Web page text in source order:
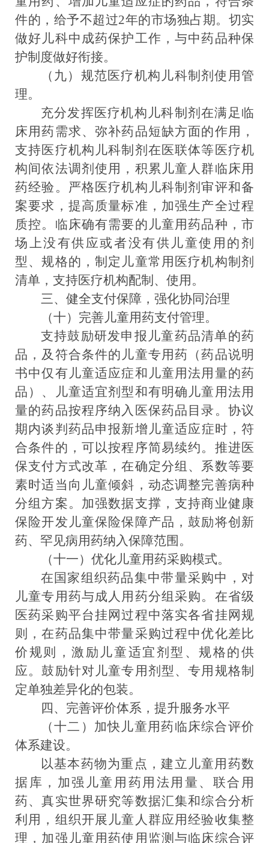
件的，给予不超过2年的市场独占期。切实
做好儿科中成药保护工作，与中药品种保
护制度做好衔接。
（九）规范医疗机构儿科制剂使用管
理。
充分发挥 医疗机构儿科制剂在满足临
床用药需求、弥补药品短缺方面的作用，
支持医疗机构儿科制剂在医联体等医疗机
构间依法调剂使用，积累儿童人群临床用
药经验。严格医疗机构儿科制剂审评和备
案要求，提高质量标准，加强生产全过程
质控。临床确有需要的儿童用药品种，市
场上没有供应或者没有供儿童使用的剂
型、规格的，制定儿童常用医疗机构制剂
清单，支持医疗机构配制、使用。
三、健全支付保障，强化协同治理
（十）完善儿童用药支付管理。
支持鼓励研发申报儿童药品清单的药
品，及符合条件的儿童专用药 （药品说明
书中仅有儿童适应症和儿童用法用量的药
品） 、儿童适宜剂型和有明确儿童用法用
量的药品按程序纳入医保药品目录。 协议
期内谈判药品申报新增儿童适应症时，符
合条件的 ， 可以按程序简易续约。推进医
保支付方式改革，在确定分组、系数等要
素时适当向儿童倾斜， 动态调整完善病种
分组方案。 加强数据支撑，支持商业健康
保险开发儿童保险保障产品，鼓励将创新
药、罕见病用药纳入保障范围。
（十一）优化儿童用药采购模式。
在国家组织药品集中带量采购中，对
儿童专用药与成人用药分组采购。在省级
医药采购平台挂网过程中落实各省挂网规
则
，在药品集中带量采购过程中优化差比
价规则，激励 儿童适宜剂型、规格的供
应。鼓励针对儿童专用剂型、专用规格制
定单独差异化的包装。
四、完善评价体系，提升服务水平
（十二）加快儿童用药临床综合评价
体系建设。
以基本药物为重点，建立儿童用药数
据库，加强儿童用药用法用量、联合用
药、真实世界研究等数据汇集和综合分析
利用，组织开展儿童人群应用经验收集整
理， 加强儿童用药使用监测与临床综合评